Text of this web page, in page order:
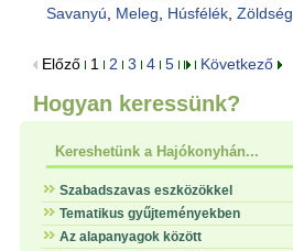
Savanyú
Meleg Húsfélék, Zöldség
Előző 1 2 3 4 5 Következő
Hogyan keressünk?
Kereshetünk a Hajókonyhán...
Szabadszavas eszközökkel
Tematikus gyűjteményekben
Az alapanyagok között